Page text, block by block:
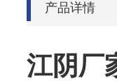
产品详情
江阴厂